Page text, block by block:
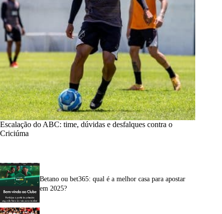
Escalação do ABC: time, dúvidas e desfalques contra o
Criciúma
Betano ou bet365: qual é a melhor casa para apostar
em 2025?